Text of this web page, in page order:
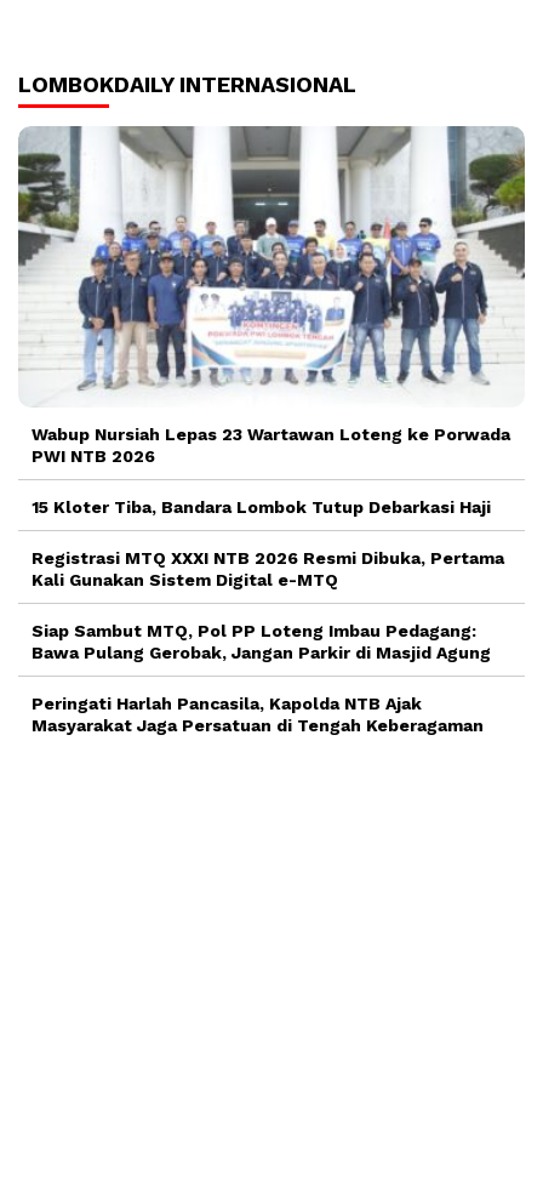
LOMBOKDAILY INTERNASIONAL
Wabup Nursiah Lepas 23 Wartawan Loteng ke Porwada
PWI NTB 2026
15 Kloter Tiba, Bandara Lombok Tutup Debarkasi Haji
Registrasi MTQ XXXI NTB 2026 Resmi Dibuka, Pertama
Kali Gunakan Sistem Digital e-MTQ
Siap Sambut MTQ, Pol PP Loteng Imbau Pedagang:
Bawa Pulang Gerobak, Jangan Parkir di Masjid Agung
Peringati Harlah Pancasila, Kapolda NTB Ajak
Masyarakat Jaga Persatuan di Tengah Keberagaman